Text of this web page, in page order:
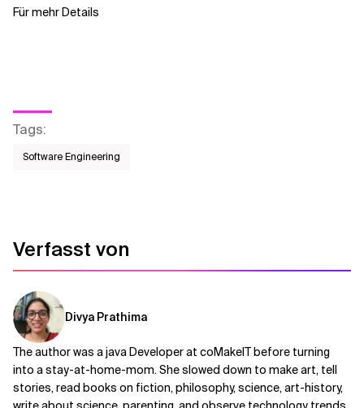
Für mehr Details
Tags:
Software Engineering
Verfasst von
Divya Prathima
The author was a java Developer at coMakeIT before turning
into a stay-at-home-mom. She slowed down to make art, tell
stories, read books on fiction, philosophy, science, art-history,